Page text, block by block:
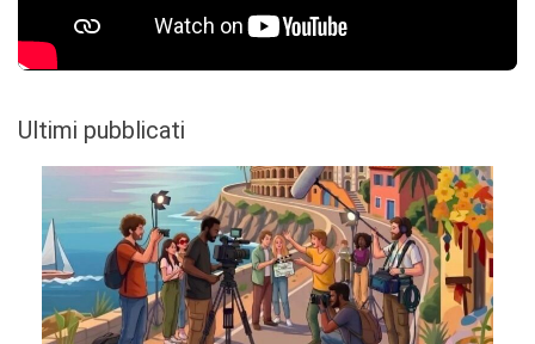
Ultimi pubblicati